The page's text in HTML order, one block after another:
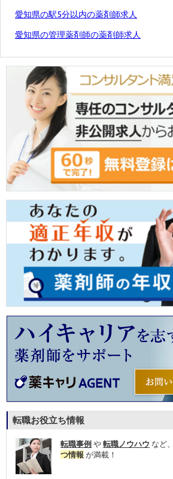
愛知県の駅5分以内の薬剤師求人
愛知県の管理薬剤師の薬剤師求人
転職お役立ち情報
転職事例 や 転職ノウハウ など、
つ情報 が満載！